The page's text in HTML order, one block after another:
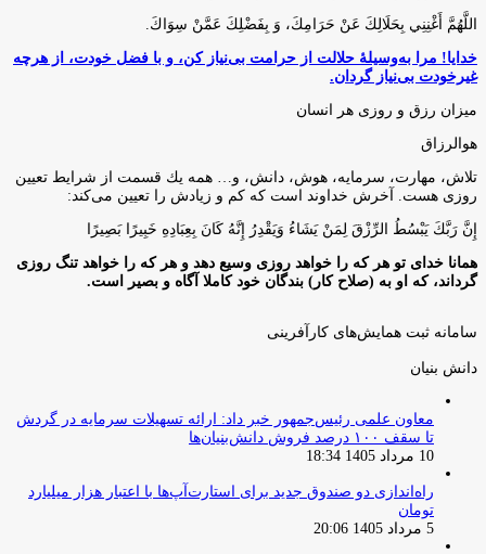
اللَّهُمَّ أَغْنِنِي بِحَلَالِكَ عَنْ حَرَامِكَ، وَ بِفَضْلِكَ عَمَّنْ سِوَاكَ‏.
خدایا! مرا به‌وسیلۀ حلالت از حرامت بی‌نیاز کن، و با فضل خودت، از هرچه
غیرخودت بی‌نیاز گردان.
میزان رزق و روزی هر انسان
هوالرزاق
تلاش، مهارت، سرمايه، هوش، دانش، و… همه يك قسمت از شرايط تعيين
روزى هست. آخرش خداوند است كه كم و زيادش را تعيين مى‌كند:
إِنَّ رَبَّكَ يَبْسُطُ الرِّزْقَ لِمَنْ يَشَاءُ وَيَقْدِرُ إِنَّهُ كَانَ بِعِبَادِهِ خَبِيرًا بَصِيرًا
همانا خدای تو هر که را خواهد روزی وسیع دهد و هر که را خواهد تنگ روزی
گرداند، که او به (صلاح کار) بندگان خود کاملا آگاه و بصیر است.
سامانه ثبت همایش‌های کارآفرینی
دانش‌ بنیان‌
معاون علمی رئیس‌جمهور خبر داد: ارائه تسهیلات سرمایه در گردش
تا سقف ۱۰۰ درصد فروش دانش‌بنیان‌ها
10 مرداد 1405 18:34
راه‌اندازی دو صندوق جدید برای استارت‌آپ‌ها با اعتبار هزار میلیارد
تومان
5 مرداد 1405 20:06